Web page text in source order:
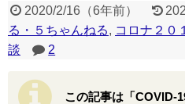
2020/2/16（6年前）
る・５ちゃんねる, コロナ２０
談
2
この記事は「COVID-